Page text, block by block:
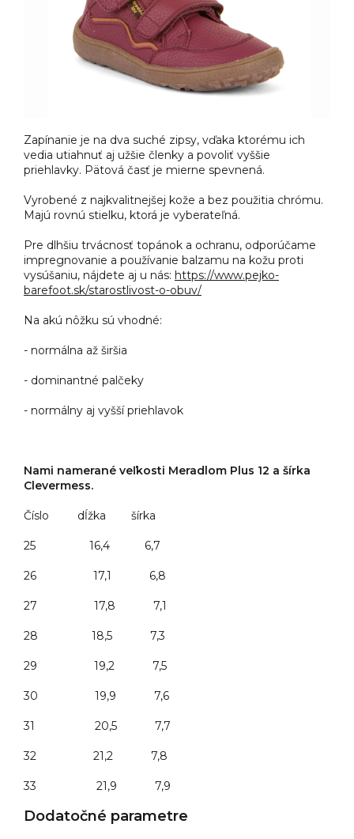
Zapínanie je na dva suché zipsy, vďaka ktorému ich
vedia utiahnuť aj užšie členky a povoliť vyššie
priehlavky. Pätová časť je mierne spevnená.
Vyrobené z najkvalitnejšej kože a bez použitia chrómu.
Majú rovnú stielku, ktorá je vyberateľná.
Pre dlhšiu trvácnosť topánok a ochranu, odporúčame
impregnovanie a používanie balzamu na kožu proti
vysúšaniu, nájdete aj u nás: https://www.pejko-
barefoot.sk/starostlivost-o-obuv/
Na akú nôžku sú vhodné:
- normálna až širšia
- dominantné palčeky
- normálny aj vyšší priehlavok
Nami namerané veľkosti Meradlom Plus 12 a šírka
Clevermess.
Číslo dĺžka šírka
25 16,4 6,7
26 17,1 6,8
27 17,8 7,1
28 18,5 7,3
29 19,2 7,5
30 19,9 7,6
31 20,5 7,7
32 21,2 7,8
33 21,9 7,9
Dodatočné parametre